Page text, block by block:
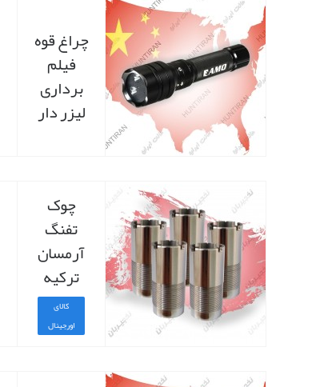
چراغ قوه
فیلم
برداری
لیزر دار
چوک
تفنگ
آرمسان
ترکیه
کالای
اورجینال